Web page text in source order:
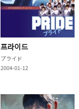
프라이드
プライド
2004-01-12